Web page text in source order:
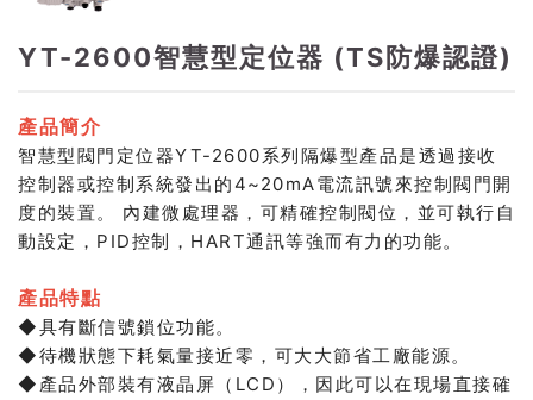
YT-2600智慧型定位器 (TS防爆認證)
產品簡介
智慧型閥門定位器YT-2600系列隔爆型產品是透過接收
控制器或控制系統發出的4~20mA電流訊號來控制閥門開
度的裝置。 內建微處理器，可精確控制閥位，並可執行自
動設定，PID控制，HART通訊等強而有力的功能。
產品特點
◆具有斷信號鎖位功能。
◆待機狀態下耗氣量接近零，可大大節省工廠能源。
◆產品外部裝有液晶屏（LCD），因此可以在現場直接確